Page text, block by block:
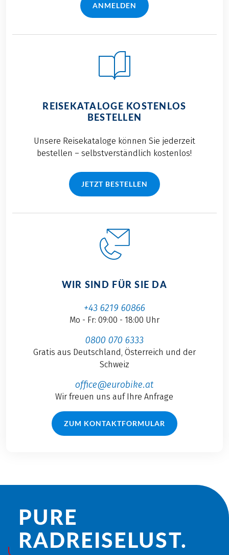
ANMELDEN
REISEKATALOGE KOSTENLOS
BESTELLEN
Unsere Reisekataloge können Sie jederzeit
bestellen – selbstverständlich kostenlos!
JETZT BESTELLEN
WIR SIND FÜR SIE DA
+43 6219 60866
Mo - Fr: 09:00 - 18:00 Uhr
0800 070 6333
Gratis aus Deutschland, Österreich und der
Schweiz
office@eurobike.at
Wir freuen uns auf Ihre Anfrage
ZUM KONTAKTFORMULAR
PURE
RADREISE­LUST.